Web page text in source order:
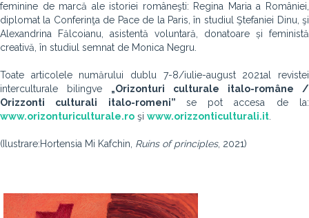
feminine de marcă ale istoriei româneşti: Regina Maria a României,
diplomat la Conferinţa de Pace de la Paris, în studiul Ştefaniei Dinu, şi
Alexandrina Fălcoianu, asistentă voluntară, donatoare și feministă
creativă, în studiul semnat de Monica Negru.
Toate articolele numărului dublu 7-8/iulie-august 2021al revistei
interculturale bilingve „Orizonturi culturale italo-române /
Orizzonti culturali italo-romeni” se pot accesa de la:
www.orizonturiculturale.ro şi www.orizzonticulturali.it
(Ilustrare:Hortensia Mi Kafchin, Ruins of principles, 2021)